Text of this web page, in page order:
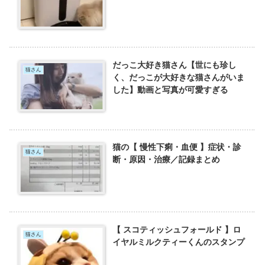
猫さん
だっこ大好き猫さん【世にも珍し
く、だっこが大好きな猫さんがいま
した】動画と写真が可愛すぎる
猫さん
猫の【 慢性下痢・血便 】症状・診
断・原因・治療／記録まとめ
猫さん
【 スコティッシュフォールド 】ロ
イヤルミルクティーくんのスタンプ